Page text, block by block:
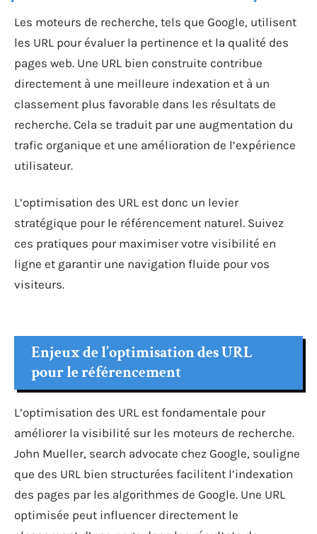
Les moteurs de recherche, tels que Google, utilisent
les URL pour évaluer la pertinence et la qualité des
pages web. Une URL bien construite contribue
directement à une meilleure indexation et à un
classement plus favorable dans les résultats de
recherche. Cela se traduit par une augmentation du
trafic organique et une amélioration de l’expérience
utilisateur.
L’optimisation des URL est donc un levier
stratégique pour le référencement naturel. Suivez
ces pratiques pour maximiser votre visibilité en
ligne et garantir une navigation fluide pour vos
visiteurs.
Enjeux de l’optimisation des URL
pour le référencement
L’optimisation des URL est fondamentale pour
améliorer la visibilité sur les moteurs de recherche.
John Mueller, search advocate chez Google, souligne
que des URL bien structurées facilitent l’indexation
des pages par les algorithmes de Google. Une URL
optimisée peut influencer directement le